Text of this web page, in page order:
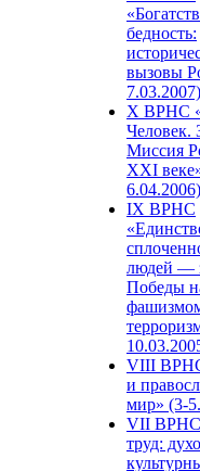
бедность:
вызовы
7.03.2007)
X ВРНС
Человек.
Миссия
XXI
6.04.2006)
IX ВРНС
людей —
Победы
VIII
и
мир» (3-
VII ВРНС
труд: